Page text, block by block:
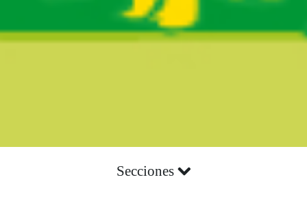
Secciones